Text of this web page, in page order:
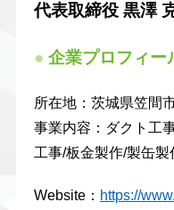
代表取締役 黒澤
● 企業プロフィー
所在地：茨城県笠間
事業内容：ダクト工
工事/板金製作/製缶
Website： https://